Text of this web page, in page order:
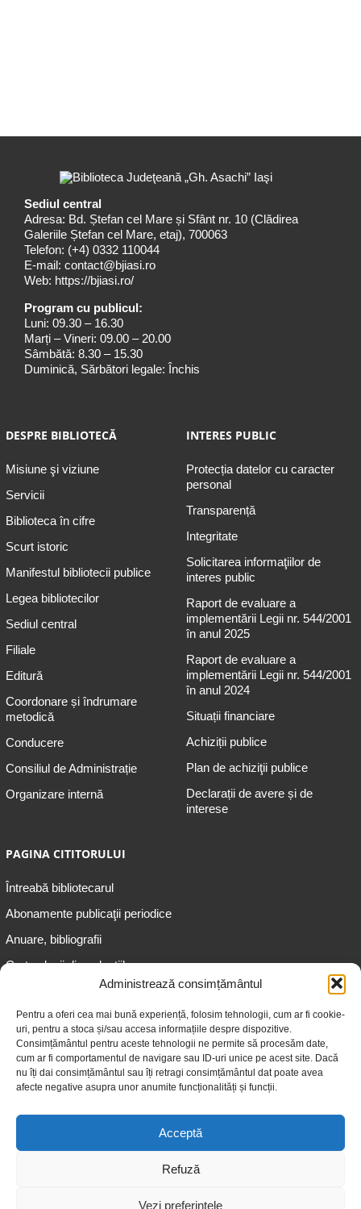
Administrează consimțământul
Pentru a oferi cea mai bună experiență, folosim tehnologii, cum ar fi cookie-
uri, pentru a stoca și/sau accesa informațiile despre dispozitive.
Consimțământul pentru aceste tehnologii ne permite să procesăm date,
cum ar fi comportamentul de navigare sau ID-uri unice pe acest site. Dacă
nu îți dai consimțământul sau îți retragi consimțământul dat poate avea
afecte negative asupra unor anumite funcționalități și funcții.
Acceptă
Refuză
Vezi preferințele
Sediul central
Adresa: Bd. Ștefan cel Mare și Sfânt nr. 10 (Clădirea
Galeriile Ștefan cel Mare, etaj), 700063
Telefon: (+4) 0332 110044
E-mail: contact@bjiasi.ro
Web: https://bjiasi.ro/
Program cu publicul:
Luni: 09.30 – 16.30
Marți – Vineri: 09.00 – 20.00
Sâmbătă: 8.30 – 15.30
Duminică, Sărbători legale: Închis
DESPRE BIBLIOTECĂ
Misiune şi viziune
Servicii
Biblioteca în cifre
Scurt istoric
Manifestul bibliotecii publice
Legea bibliotecilor
Sediul central
Filiale
Editură
Coordonare și îndrumare
metodică
Conducere
Consiliul de Administrație
Organizare internă
INTERES PUBLIC
Protecția datelor cu caracter
personal
Transparență
Integritate
Solicitarea informaţiilor de
interes public
Raport de evaluare a
implementării Legii nr. 544/2001
în anul 2025
Raport de evaluare a
implementării Legii nr. 544/2001
în anul 2024
Situații financiare
Achiziții publice
Plan de achiziţii publice
Declarații de avere și de
interese
PAGINA CITITORULUI
Întreabă bibliotecarul
Abonamente publicaţii periodice
Anuare, bibliografii
Cartea lunii din colecțiile
Informații pentru adolescenți
Informații pentru adulți
Informații pentru seniori
© 2026 Biblioteca Judeţeană „Gheorghe Asachi” Iaşi